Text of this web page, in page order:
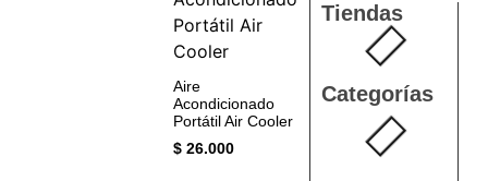
Aire
Acondicionado
Portátil Air Cooler
$26.000
maquina De
Coser Portátil
Tiendas
Categorías